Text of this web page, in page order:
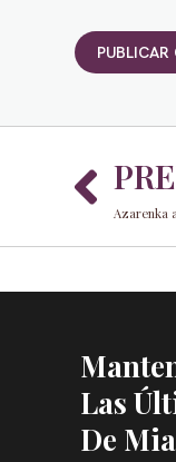
Prev
Azarenka
Las
De